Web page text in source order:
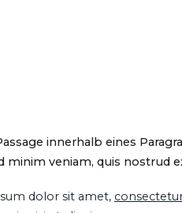
innerhalb eines
veniam, quis nostrud
dolor sit amet,